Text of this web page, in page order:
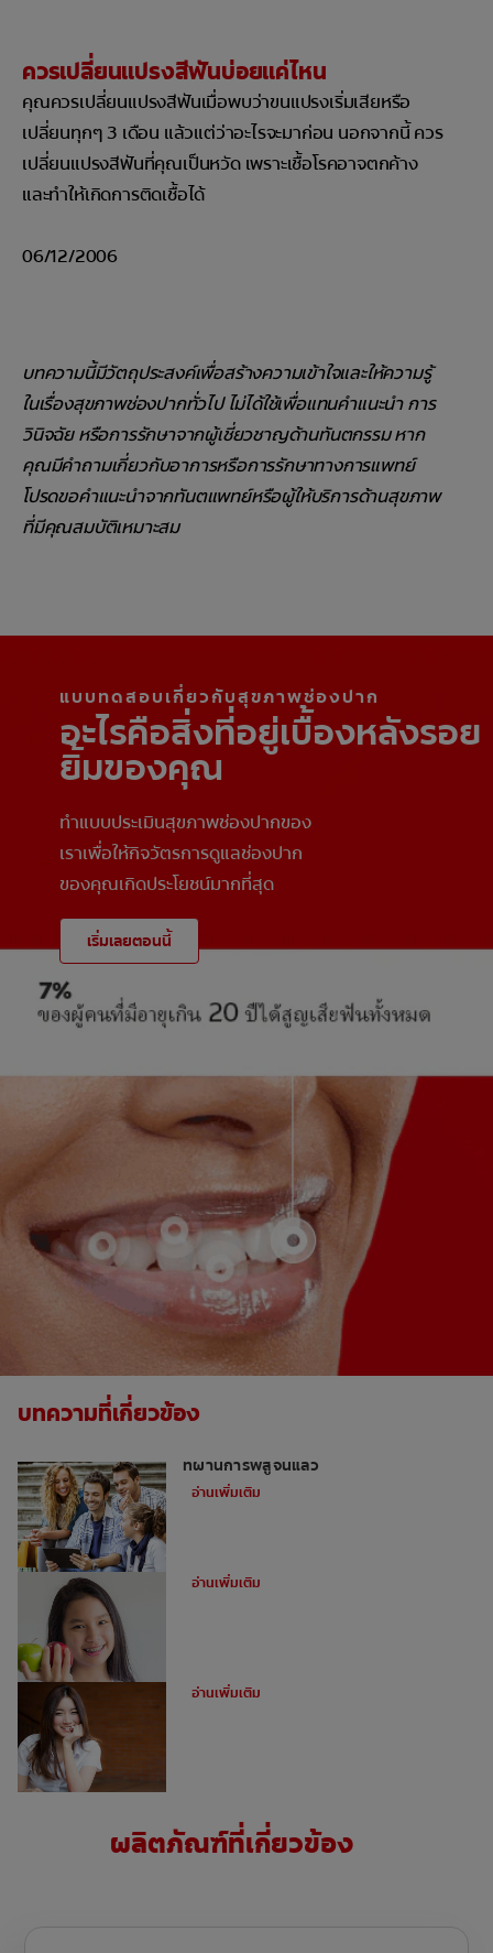
ควรเปลี่ยนแปรงสีฟันบ่อยแค่ไหน
คุณควรเปลี่ยนแปรงสีฟันเมื่อพบว่าขนแปรงเริ่มเสียหรือ
เปลี่ยนทุกๆ 3 เดือน แล้วแต่ว่าอะไรจะมาก่อน นอกจากนี้ ควร
เปลี่ยนแปรงสีฟันที่คุณเป็นหวัด เพราะเชื้อโรคอาจตกค้าง
และทำให้เกิดการติดเชื้อได้
06/12/2006
บทความนี้มีวัตถุประสงค์เพื่อสร้างความเข้าใจและให้ความรู้
ในเรื่องสุขภาพช่องปากทั่วไป ไม่ได้ใช้เพื่อแทนคำแนะนำ การ
วินิจฉัย หรือการรักษาจากผู้เชี่ยวชาญด้านทันตกรรม หาก
คุณมีคำถามเกี่ยวกับอาการหรือการรักษาทางการแพทย์
โปรดขอคำแนะนำจากทันตแพทย์หรือผู้ให้บริการด้านสุขภาพ
ที่มีคุณสมบัติเหมาะสม
แบบทดสอบเกี่ยวกับสุขภาพช่องปาก
อะไรคือสิ่งที่อยู่เบื้องหลังรอย
ยิ้มของคุณ
ทำแบบประเมินสุขภาพช่องปากของ
เราเพื่อให้กิจวัตรการดูแลช่องปาก
ของคุณเกิดประโยชน์มากที่สุด
เริ่มเลยตอนนี้
บทความที่เกี่ยวข้อง
ที่ผ่านการพิสูจน์แล้ว
อ่านเพิ่มเติม
อ่านเพิ่มเติม
อ่านเพิ่มเติม
ผลิตภัณฑ์ที่เกี่ยวข้อง